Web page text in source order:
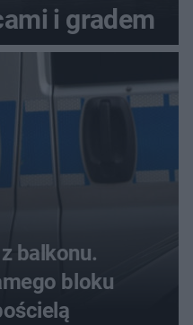
i gradem
balkonu.
bloku